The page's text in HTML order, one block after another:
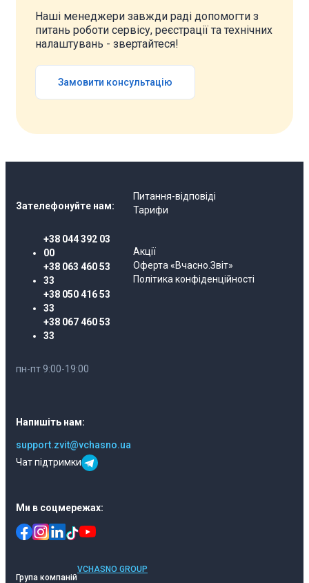
Наші менеджери завжди раді допомогти з
питань роботи сервісу, реєстрації та технічних
налаштувань - звертайтеся!
Замовити консультацію
Зателефонуйте нам:
+38 044 392 03
00
+38 063 460 53
33
+38 050 416 53
33
+38 067 460 53
33
пн-пт 9:00-19:00
Питання-відповіді
Тарифи
Акції
Оферта «Вчасно.Звіт»
Політика конфіденційності
Напишіть нам:
support.zvit@vchasno.ua
Чат підтримки
Ми в соцмережах:
Група компаній
VCHASNO GROUP